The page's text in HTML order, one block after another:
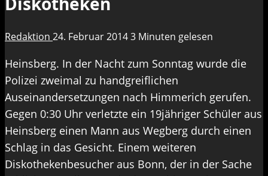
Redaktion 24. Februar 20143 Minuten gelesen
Heinsberg. In der Nacht zum Sonntag wurde die
Polizei zweimal zu handgreiflichen
Auseinandersetzungen nach Himmerich gerufen.
Gegen 0:30 Uhr verletzte ein 19jähriger Schüler aus
Heinsberg einen Mann aus Wegberg durch einen
Schlag in das Gesicht. Einem weiteren
Diskothekenbesucher aus Bonn, der in der Sache